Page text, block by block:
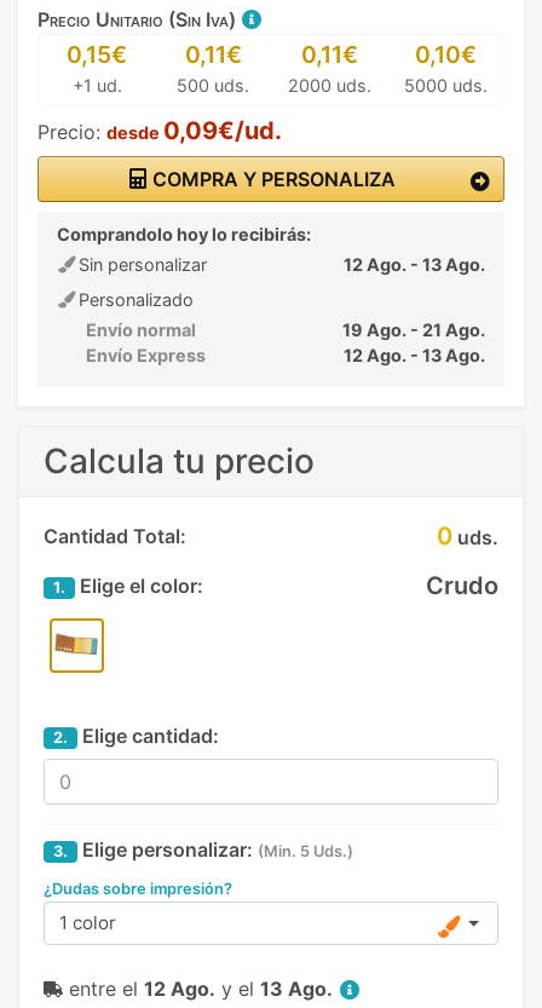
Precio Unitario (Sin Iva)
0,15€
+1 ud.
0,11€
500 uds.
0,11€
2000 uds.
0,10€
5000 uds.
Precio: desde 0,09€/ud.
COMPRA Y PERSONALIZA
Comprandolo hoy lo recibirás:
Sin personalizar
12 Ago. - 13 Ago.
Personalizado
Envío normal
19 Ago. - 21 Ago.
Envío Express
12 Ago. - 13 Ago.
Calcula tu precio
Cantidad Total: 0 uds.
1. Elige el color: Crudo
2. Elige cantidad:
3. Elige personalizar: (Min. 5 Uds.)
¿Dudas sobre impresión?
1 color
entre el 12 Ago. y el 13 Ago.